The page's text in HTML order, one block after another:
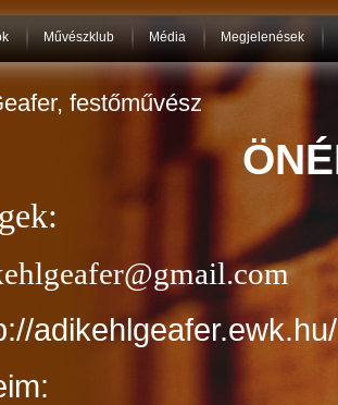
Művészklub Média Megjelenések
festőművész
adikehlgeafer.ewk.hu/